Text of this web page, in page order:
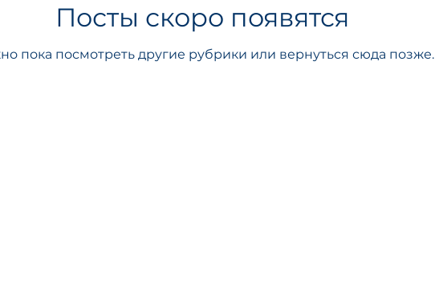
Посты скоро появятся
пока посмотреть другие рубрики или вернуться сюда позже.